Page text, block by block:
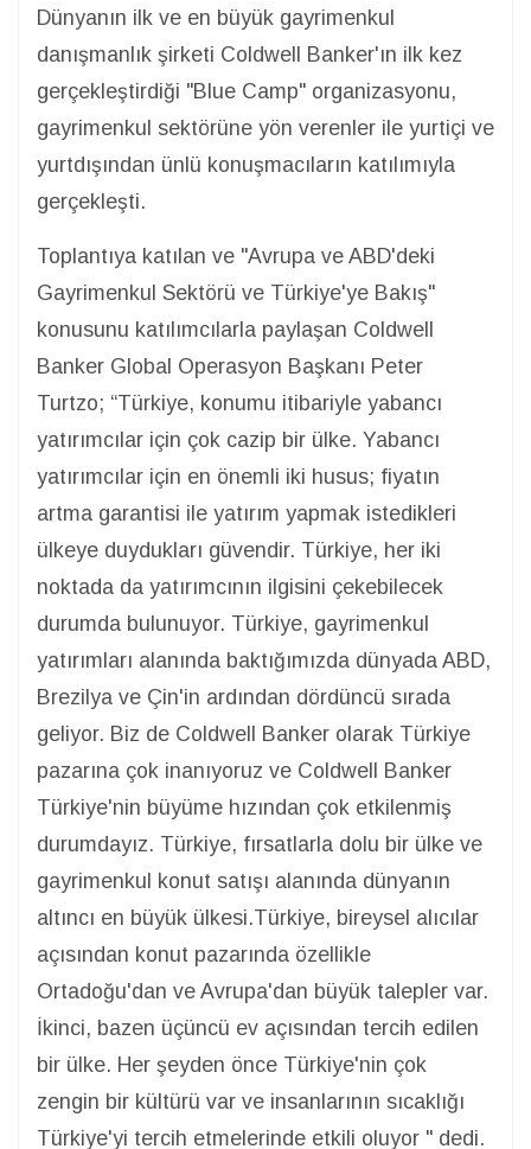
Dünyanın ilk ve en büyük gayrimenkul
danışmanlık şirketi Coldwell Banker'ın ilk kez
gerçekleştirdiği "Blue Camp" organizasyonu,
gayrimenkul sektörüne yön verenler ile yurtiçi ve
yurtdışından ünlü konuşmacıların katılımıyla
gerçekleşti.
Toplantıya katılan ve "Avrupa ve ABD'deki
Gayrimenkul Sektörü ve Türkiye'ye Bakış"
konusunu katılımcılarla paylaşan Coldwell
Banker Global Operasyon Başkanı Peter
Turtzo; “Türkiye, konumu itibariyle yabancı
yatırımcılar için çok cazip bir ülke. Yabancı
yatırımcılar için en önemli iki husus; fiyatın
artma garantisi ile yatırım yapmak istedikleri
ülkeye duydukları güvendir. Türkiye, her iki
noktada da yatırımcının ilgisini çekebilecek
durumda bulunuyor. Türkiye, gayrimenkul
yatırımları alanında baktığımızda dünyada ABD,
Brezilya ve Çin'in ardından dördüncü sırada
geliyor. Biz de Coldwell Banker olarak Türkiye
pazarına çok inanıyoruz ve Coldwell Banker
Türkiye'nin büyüme hızından çok etkilenmiş
durumdayız. Türkiye, fırsatlarla dolu bir ülke ve
gayrimenkul konut satışı alanında dünyanın
altıncı en büyük ülkesi.Türkiye, bireysel alıcılar
açısından konut pazarında özellikle
Ortadoğu'dan ve Avrupa'dan büyük talepler var.
İkinci, bazen üçüncü ev açısından tercih edilen
bir ülke. Her şeyden önce Türkiye'nin çok
zengin bir kültürü var ve insanlarının sıcaklığı
Türkiye'yi tercih etmelerinde etkili oluyor " dedi.